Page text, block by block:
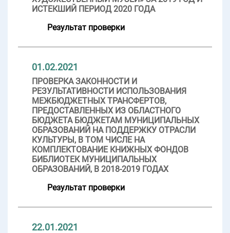
ИСТЕКШИЙ ПЕРИОД 2020 ГОДА
Результат проверки
01.02.2021
ПРОВЕРКА ЗАКОННОСТИ И
РЕЗУЛЬТАТИВНОСТИ ИСПОЛЬЗОВАНИЯ
МЕЖБЮДЖЕТНЫХ ТРАНСФЕРТОВ,
ПРЕДОСТАВЛЕННЫХ ИЗ ОБЛАСТНОГО
БЮДЖЕТА БЮДЖЕТАМ МУНИЦИПАЛЬНЫХ
ОБРАЗОВАНИЙ НА ПОДДЕРЖКУ ОТРАСЛИ
КУЛЬТУРЫ, В ТОМ ЧИСЛЕ НА
КОМПЛЕКТОВАНИЕ КНИЖНЫХ ФОНДОВ
БИБЛИОТЕК МУНИЦИПАЛЬНЫХ
ОБРАЗОВАНИЙ, В 2018-2019 ГОДАХ
Результат проверки
22.01.2021